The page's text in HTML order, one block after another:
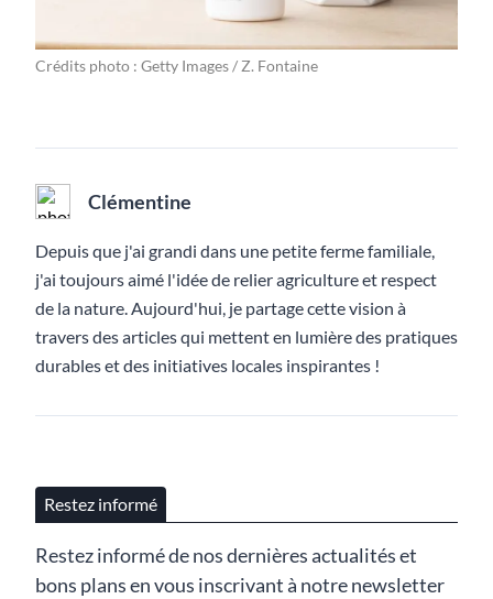
Crédits photo : Getty Images / Z. Fontaine
Clémentine
Depuis que j'ai grandi dans une petite ferme familiale,
j'ai toujours aimé l'idée de relier agriculture et respect
de la nature. Aujourd'hui, je partage cette vision à
travers des articles qui mettent en lumière des pratiques
durables et des initiatives locales inspirantes !
Restez informé
Restez informé de nos dernières actualités et
bons plans en vous inscrivant à notre newsletter